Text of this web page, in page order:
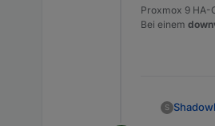
Proxmox 9 HA-
Bei einem
S